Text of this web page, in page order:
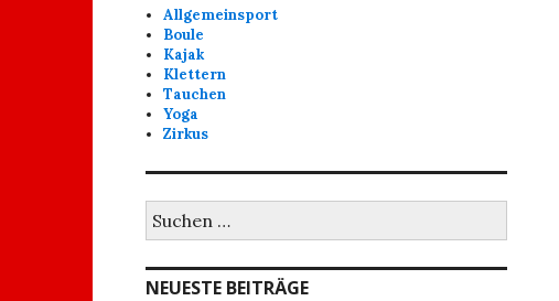
Allgemeinsport
Boule
Kajak
Klettern
Tauchen
Yoga
Zirkus
nach:
NEUESTE BEITRÄGE